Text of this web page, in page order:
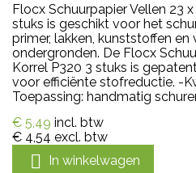
Flocx Schuurpapier Vellen 23
stuks is geschikt voor het
primer, lakken, kunststoffen en
ondergronden. De Flocx
Korrel P320 3 stuks is
voor efficiënte stofreductie. -
Toepassing: handmatig
€ 5,49 incl. btw
€ 4,54 excl. btw
 In winkelwagen